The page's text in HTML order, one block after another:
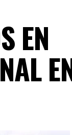
EN